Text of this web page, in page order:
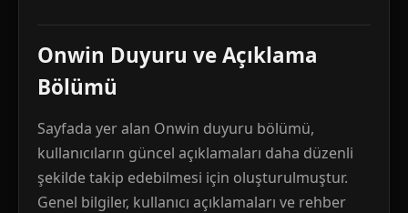
Onwin Duyuru ve Açıklama
Bölümü
Sayfada yer alan Onwin duyuru bölümü,
kullanıcıların güncel açıklamaları daha düzenli
şekilde takip edebilmesi için oluşturulmuştur.
Genel bilgiler, kullanıcı açıklamaları ve rehber